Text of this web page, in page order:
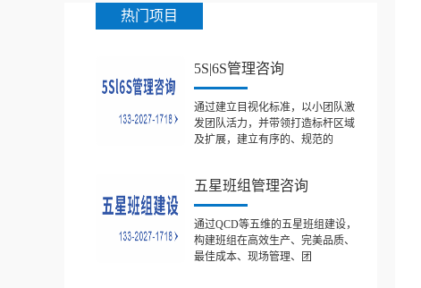
热门项目
5S|6S管理咨询
通过建立目视化标准，以小团队激
发团队活力，并带领打造标杆区域
及扩展，建立有序的、规范的
五星班组管理咨询
通过QCD等五维的五星班组建设，
构建班组在高效生产、完美品质、
最佳成本、现场管理、团